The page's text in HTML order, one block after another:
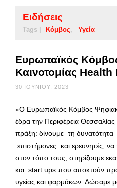
Ειδήσεις
Tags | Κόμβος Υγεία
Ευρωπαϊκός
Καινοτομίας Health
30 ΙΟΥΝΊΟΥ, 2023
«Ο Ευρωπαϊκός Κόμβος
έδρα την Περιφέρεια Θεσσαλίας
πράξη: δίνουμε τη
επιστήμονες και ερευνητές,
στον τόπο τους, στηρίζουμε
και start ups που αποκτούν
υγείας και φαρμάκων. Δώσαμε